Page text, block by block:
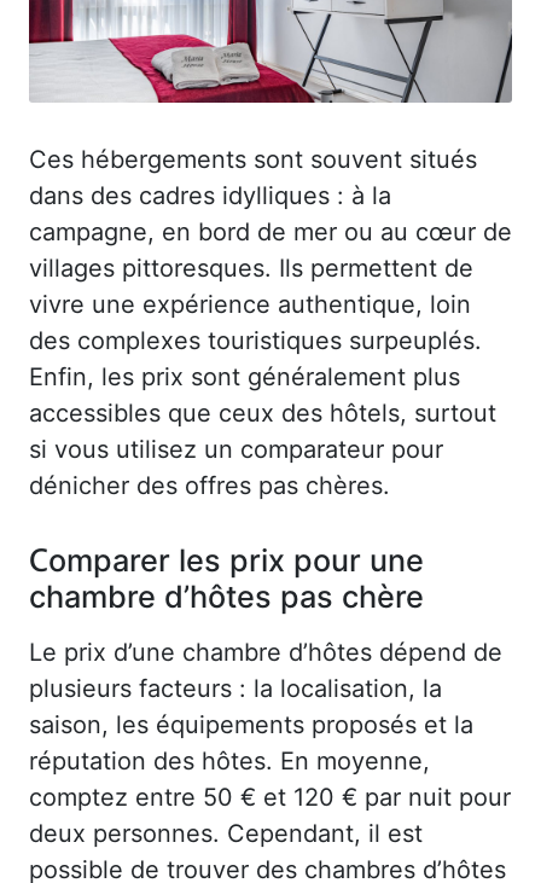
Ces hébergements sont souvent situés
dans des cadres idylliques : à la
campagne, en bord de mer ou au cœur de
villages pittoresques. Ils permettent de
vivre une expérience authentique, loin
des complexes touristiques surpeuplés.
Enfin, les prix sont généralement plus
accessibles que ceux des hôtels, surtout
si vous utilisez un comparateur pour
dénicher des offres pas chères.
Comparer les prix pour une
chambre d’hôtes pas chère
Le prix d’une chambre d’hôtes dépend de
plusieurs facteurs : la localisation, la
saison, les équipements proposés et la
réputation des hôtes. En moyenne,
comptez entre 50 € et 120 € par nuit pour
deux personnes. Cependant, il est
possible de trouver des chambres d’hôtes